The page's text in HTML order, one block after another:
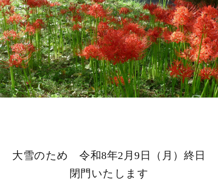
大雪のため 令和8年2月9日（月）終日
閉門いたします